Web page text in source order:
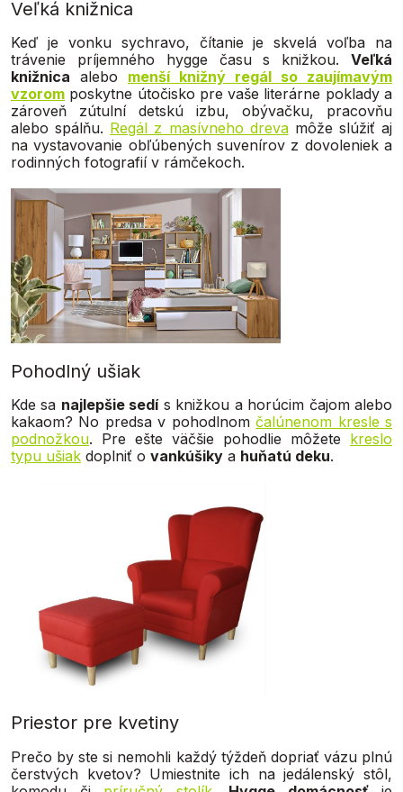
Veľká knižnica
Keď je vonku sychravo, čítanie je skvelá voľba na
trávenie príjemného hygge času s knižkou. Veľká
knižnica alebo menší knižný regál so zaujímavým
vzorom poskytne útočisko pre vaše literárne poklady a
zároveň zútulní detskú izbu, obývačku, pracovňu
alebo spálňu. Regál z masívneho drevamôže slúžiť aj
na vystavovanie obľúbených suvenírov z dovoleniek a
rodinných fotografií v rámčekoch.
Pohodlný ušiak
Kde sa najlepšie sedís knižkou a horúcim čajom alebo
kakaom? No predsa v pohodlnomčalúnenom kresle s
podnožkou. Pre ešte väčšie pohodlie môžete kreslo
typu ušiak doplniť o vankúšiky a huňatú deku.
Priestor pre kvetiny
Prečo by ste si nemohli každý týždeň dopriať vázu plnú
čerstvých kvetov? Umiestnite ich na jedálenský stôl,